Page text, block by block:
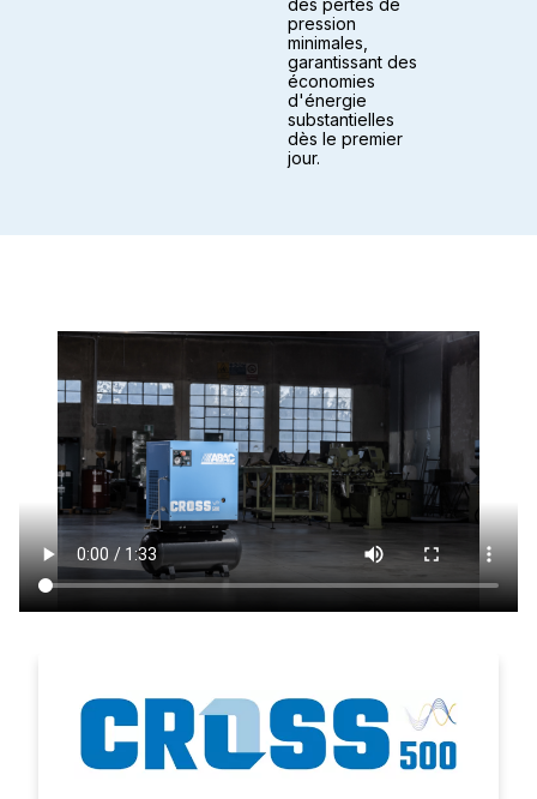
pression
minimales,
garantissant des
économies
d'énergie
substantielles
dès le premier
jour.